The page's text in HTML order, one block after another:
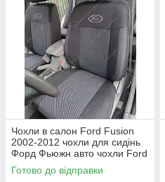
Чохли в салон Ford Fusion
2002-2012 чохли для сидінь
Форд Фьюжн авто чохли Ford
Fusion
Готово до відправки